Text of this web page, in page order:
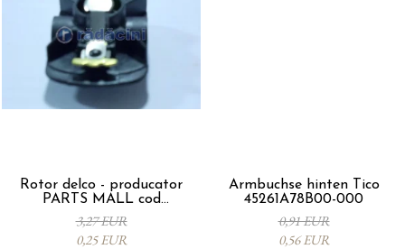
Rotor delco - producator
PARTS MALL cod
33310A78B00-000
3,27 EUR
0,25 EUR
Armbuchse hinten Tico
45261A78B00-000
0,91 EUR
0,56 EUR